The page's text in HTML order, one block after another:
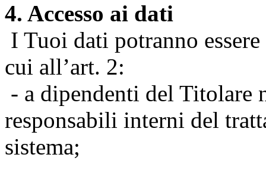
4. Accesso ai dati
I Tuoi dati potranno
cui all’art. 2:
- a dipendenti del Titolare
responsabili interni del
sistema;